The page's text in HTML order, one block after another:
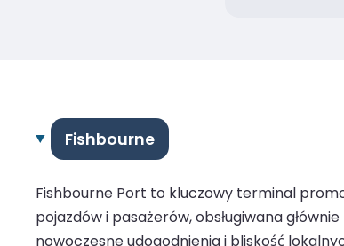
Fishbourne
Fishbourne Port to kluczowy terminal
pojazdów i pasażerów, obsługiwana
nowoczesne udogodnienia i bliskość